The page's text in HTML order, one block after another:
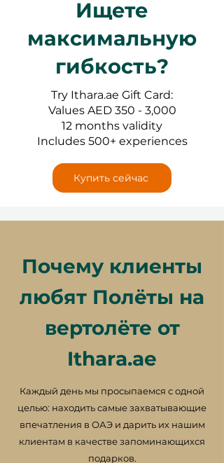
Ищете
максимальную
гибкость?
Try Ithara.ae Gift Card:
Values AED 350 - 3,000
12 months validity
Includes 500+ experiences
Купить сейчас
Почему клиенты
любят Полёты на
вертолёте от
Ithara.ae
Каждый день мы просыпаемся с одной
целью: находить самые захватывающие
впечатления в ОАЭ и дарить их нашим
клиентам в качестве запоминающихся
подарков.